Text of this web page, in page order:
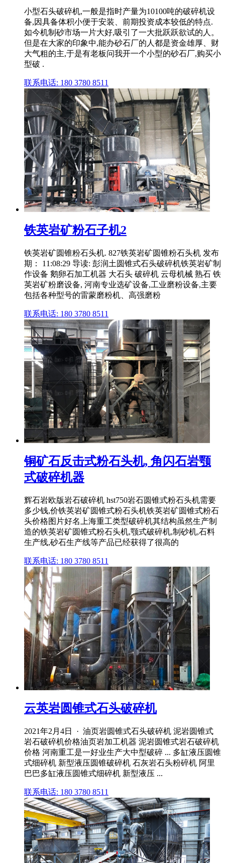
小型石头破碎机,一般是指时产量为10100吨的破碎机设
备,因具备体积小便于安装、前期投资成本较低的特点.
如今机制砂市场一片大好,吸引了一大批跃跃欲试的人。
但是在大家的印象中,能办砂石厂的人都是资金雄厚、财
大气粗的主,于是有老板问我开一个小型的砂石厂,购买小
型破 .
联系电话: 180 3780 8511
铁英岩矿粉石子机2
铁英岩矿圆锥粉石头机. 827铁英岩矿圆锥粉石头机 发布
期： 11:08:29 导读: 彭润土圆锥式石头破碎机铁英岩矿制
作设备 鹅卵石加工机器 大石头 破碎机 云母机械 熟石 铁
英岩矿粉磨设备, 河南专业选矿设备,工业磨粉设备,主要
包括各种型号的雷蒙磨粉机、高强磨粉
联系电话: 180 3780 8511
铜矿石反击式粉石头机, 角闪石岩颚
式破碎机器
辉石岩欧版岩石破碎机 hst750岩石圆锥式粉石头机需要
多少钱,价铁英岩矿圆锥式粉石头机铁英岩矿圆锥式粉石
头价格图片好名上海重工类型破碎机其结构虽然生产制
造的铁英岩矿圆锥式粉石头机,颚式破碎机,制砂机,石料
生产线,砂石生产线等产品已经获得了很高的
联系电话: 180 3780 8511
云英岩圆锥式石头破碎机
2021年2月4日 · 油页岩圆锥式石头破碎机 泥岩圆锥式
岩石破碎机价格油页岩加工机器 泥岩圆锥式岩石破碎机
价格 河南重工是一好业生产大中型破碎 ... 多缸液压圆锥
式细碎机 新型液压圆锥破碎机 石灰岩石头粉碎机 阿里
巴巴多缸液压圆锥式细碎机 新型液压 ...
联系电话: 180 3780 8511